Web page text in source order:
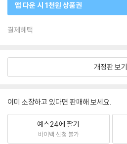
앱 다운 시 1천원 상품권
결제혜택
개정판 보기
이미 소장하고 있다면 판매해 보세요.
예스24에 팔기
바이백 신청 불가